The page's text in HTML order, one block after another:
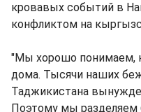
кровавых событий в
конфликтом на
"Мы хорошо понимаем,
дома. Тысячи наших
Таджикистана
Поэтому мы разделяем